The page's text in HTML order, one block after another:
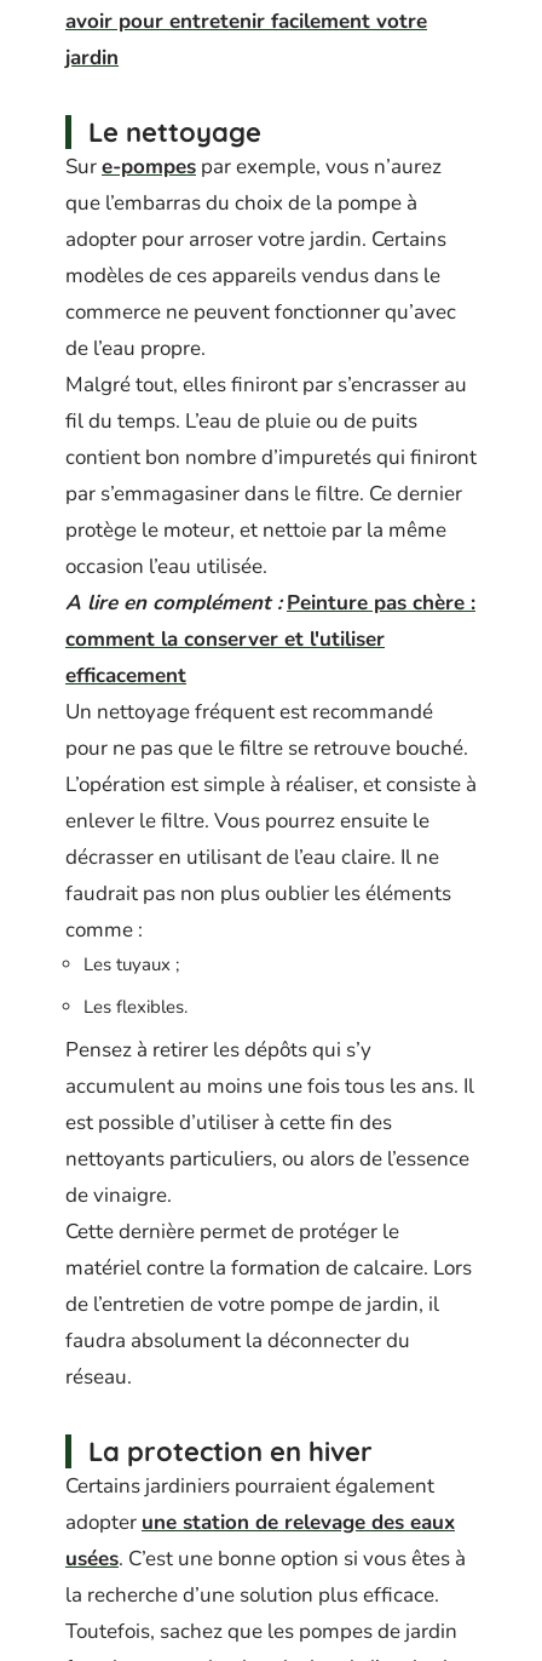
avoir pour entretenir facilement votre
jardin
Le nettoyage
Sure-pompes par exemple, vous n’aurez
que l’embarras du choix de la pompe à
adopter pour arroser votre jardin. Certains
modèles de ces appareils vendus dans le
commerce ne peuvent fonctionner qu’avec
de l’eau propre.
Malgré tout, elles finiront par s’encrasser au
fil du temps. L’eau de pluie ou de puits
contient bon nombre d’impuretés qui finiront
par s’emmagasiner dans le filtre. Ce dernier
protège le moteur, et nettoie par la même
occasion l’eau utilisée.
A lire en complément : Peinture pas chère :
comment la conserver et l'utiliser
efficacement
Un nettoyage fréquent est recommandé
pour ne pas que le filtre se retrouve bouché.
L’opération est simple à réaliser, et consiste à
enlever le filtre. Vous pourrez ensuite le
décrasser en utilisant de l’eau claire. Il ne
faudrait pas non plus oublier les éléments
comme :
Les tuyaux ;
Les flexibles.
Pensez à retirer les dépôts qui s’y
accumulent au moins une fois tous les ans. Il
est possible d’utiliser à cette fin des
nettoyants particuliers, ou alors de l’essence
de vinaigre.
Cette dernière permet de protéger le
matériel contre la formation de calcaire. Lors
de l’entretien de votre pompe de jardin, il
faudra absolument la déconnecter du
réseau.
La protection en hiver
Certains jardiniers pourraient également
adopter une station de relevage des eaux
usées. C’est une bonne option si vous êtes à
la recherche d’une solution plus efficace.
Toutefois, sachez que les pompes de jardin